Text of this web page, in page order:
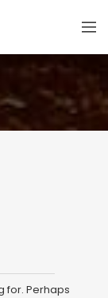
for. Perhaps